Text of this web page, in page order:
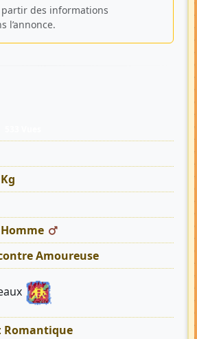
partir des informations
l’annonce.
Homme
Amoureuse
Romantique